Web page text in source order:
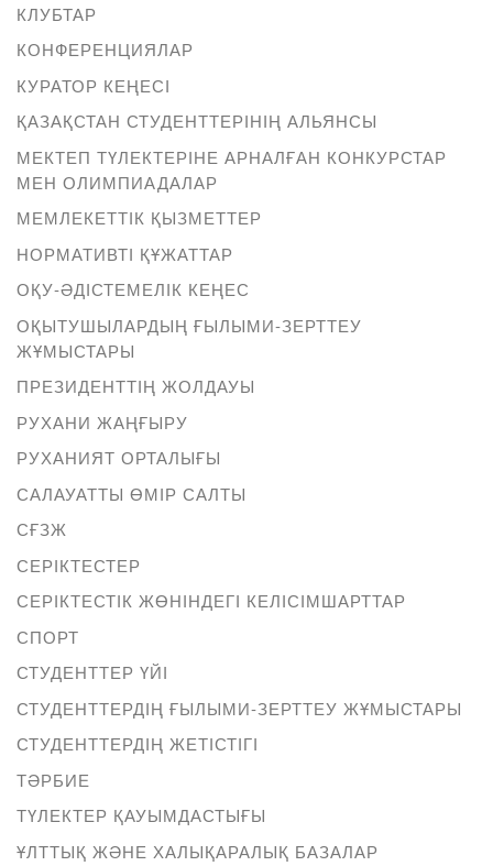
КЛУБТАР
КОНФЕРЕНЦИЯЛАР
КУРАТОР КЕҢЕСІ
ҚАЗАҚСТАН СТУДЕНТТЕРІНІҢ АЛЬЯНСЫ
МЕКТЕП ТҮЛЕКТЕРІНЕ АРНАЛҒАН КОНКУРСТАР
МЕН ОЛИМПИАДАЛАР
МЕМЛЕКЕТТІК ҚЫЗМЕТТЕР
НОРМАТИВТІ ҚҰЖАТТАР
ОҚУ-ӘДІСТЕМЕЛІК КЕҢЕС
ОҚЫТУШЫЛАРДЫҢ ҒЫЛЫМИ-ЗЕРТТЕУ
ЖҰМЫСТАРЫ
ПРЕЗИДЕНТТІҢ ЖОЛДАУЫ
РУХАНИ ЖАҢҒЫРУ
РУХАНИЯТ ОРТАЛЫҒЫ
САЛАУАТТЫ ӨМІР САЛТЫ
СҒЗЖ
СЕРІКТЕСТЕР
СЕРІКТЕСТІК ЖӨНІНДЕГІ КЕЛІСІМШАРТТАР
СПОРТ
СТУДЕНТТЕР ҮЙІ
СТУДЕНТТЕРДІҢ ҒЫЛЫМИ-ЗЕРТТЕУ ЖҰМЫСТАРЫ
СТУДЕНТТЕРДІҢ ЖЕТІСТІГІ
ТӘРБИЕ
ТҮЛЕКТЕР ҚАУЫМДАСТЫҒЫ
ҰЛТТЫҚ ЖӘНЕ ХАЛЫҚАРАЛЫҚ БАЗАЛАР